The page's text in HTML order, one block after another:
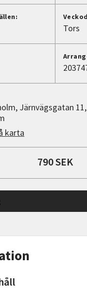
Tors
Järnvägsgatan
karta
790 SEK